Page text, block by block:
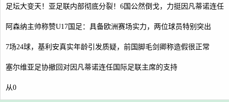
足坛大变天！亚足联内部彻底分裂！6国公然倒戈，力挺因凡蒂诺连任
阿森纳主帅称赞U17国足：具备欧洲赛场实力，两位球员特别突出
7场24球，基利安真实年龄引发质疑，前国脚毛剑卿称造假很正常
塞尔维亚足协撤回对因凡蒂诺连任国际足联主席的支持
从0